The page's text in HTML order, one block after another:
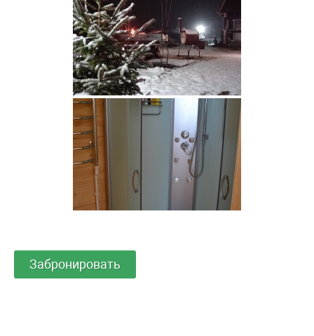
Забронировать